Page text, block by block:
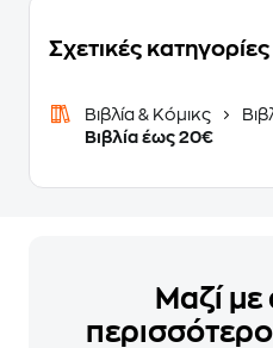
Σχετικές κατηγορίες
Βιβλία & Κόμικς
Βιβλία έως 20€
Μαζί με